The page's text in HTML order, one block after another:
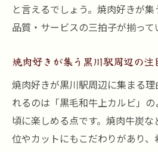
と言えるでしょう。焼肉好きが集
品質・サービスの三拍子が揃って
焼肉好きが集う黒川駅周辺の注
焼肉好きが黒川駅周辺に集まる
れるのは「黒毛和牛上カルビ」
頃に楽しめる点です。焼肉牛炭
位やカットにもこだわりがあり